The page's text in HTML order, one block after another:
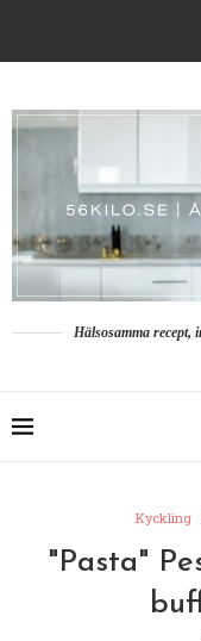
Hälsosamma
Kyckling
"Pasta"